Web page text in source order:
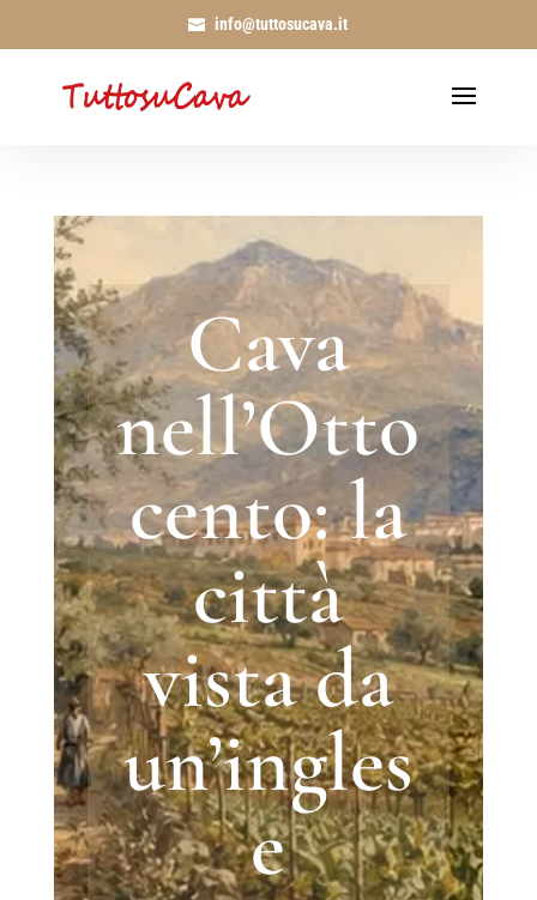
info@tuttosucava.it
Cava
nell’Otto
cento: la
città
vista da
un’ingles
e